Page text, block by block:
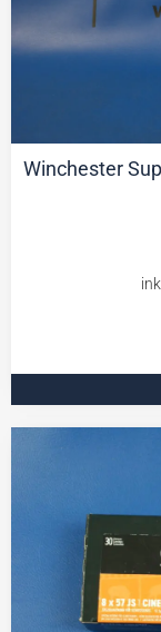
Winchester